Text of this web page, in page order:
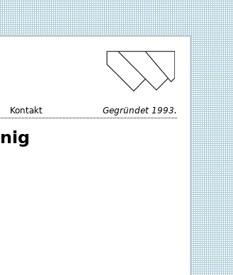
Kontakt Gegründet 1993.